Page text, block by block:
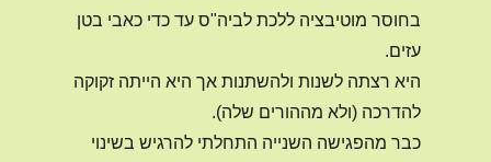
בחוסר מוטיבציה ללכת לביה"ס עד כדי כאבי בטן
עזים.
היא רצתה לשנות ולהשתנות אך היא הייתה זקוקה
להדרכה (ולא מההורים שלה).
כבר מהפגישה השנייה התחלתי להרגיש בשינוי